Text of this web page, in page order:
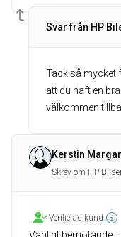
Svar från HP
Tack så mycket
att du haft en
välkommen
Kerstin
Skrev om HP
Verifierad kund